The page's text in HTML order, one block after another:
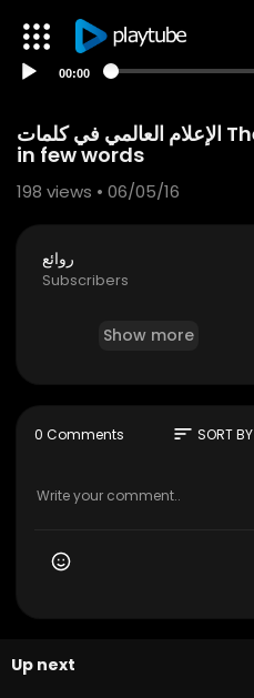
00:00
الإعلام العالمي في كلمات The International media
in few words
198 views • 06/05/16
روائع
Subscribers
Show more
0 Comments sort SORT BY
Up next